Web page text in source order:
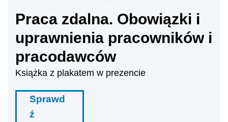
Praca zdalna. Obowiązki i
uprawnienia pracowników i
pracodawców
Książka z plakatem w prezencie
Sprawd
ź